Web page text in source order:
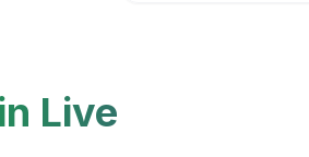
Live